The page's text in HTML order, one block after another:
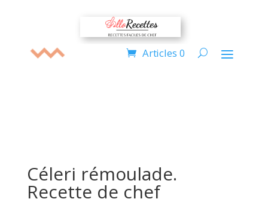
Articles 0
Céleri rémoulade.
Recette de chef